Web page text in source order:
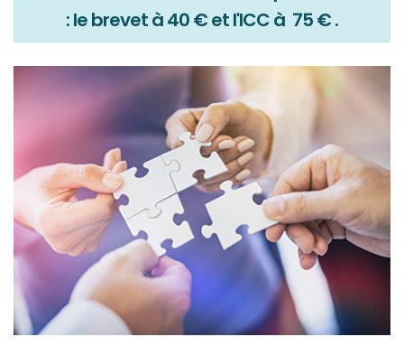
: le brevet à 40 € et l'ICC à 75 € .